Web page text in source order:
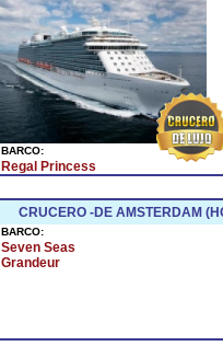
BARCO:
Regal Princess
CRUCERO -DE AMSTERDAM
BARCO:
Seven Seas
Grandeur